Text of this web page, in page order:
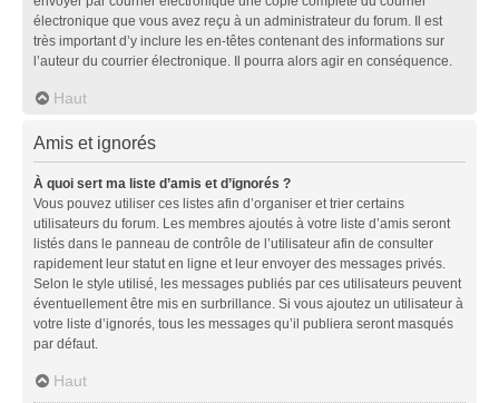
électronique que vous avez reçu à un administrateur du forum. Il est
très important d’y inclure les en-têtes contenant des informations sur
l’auteur du courrier électronique. Il pourra alors agir en conséquence.
Haut
Amis et ignorés
À quoi sert ma liste d’amis et d’ignorés ?
Vous pouvez utiliser ces listes afin d’organiser et trier certains
utilisateurs du forum. Les membres ajoutés à votre liste d’amis seront
listés dans le panneau de contrôle de l’utilisateur afin de consulter
rapidement leur statut en ligne et leur envoyer des messages privés.
Selon le style utilisé, les messages publiés par ces utilisateurs peuvent
éventuellement être mis en surbrillance. Si vous ajoutez un utilisateur à
votre liste d’ignorés, tous les messages qu’il publiera seront masqués
par défaut.
Haut